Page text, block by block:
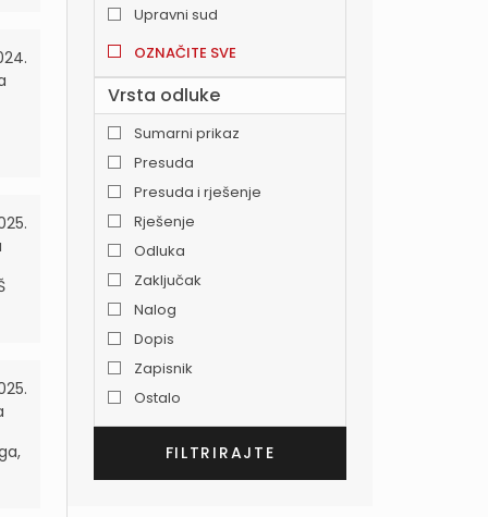
Upravni sud
OZNAČITE SVE
Vrsta odluke
Sumarni prikaz
Presuda
Presuda i rješenje
Rješenje
Odluka
Zaključak
Nalog
Dopis
Zapisnik
Ostalo